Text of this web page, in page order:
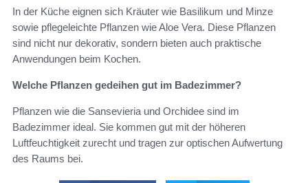
In der Küche eignen sich Kräuter wie Basilikum und Minze
sowie pflegeleichte Pflanzen wie Aloe Vera. Diese Pflanzen
sind nicht nur dekorativ, sondern bieten auch praktische
Anwendungen beim Kochen.
Welche Pflanzen gedeihen gut im Badezimmer?
Pflanzen wie die Sansevieria und Orchidee sind im
Badezimmer ideal. Sie kommen gut mit der höheren
Luftfeuchtigkeit zurecht und tragen zur optischen Aufwertung
des Raums bei.